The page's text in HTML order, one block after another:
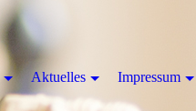
Aktuelles Impressum